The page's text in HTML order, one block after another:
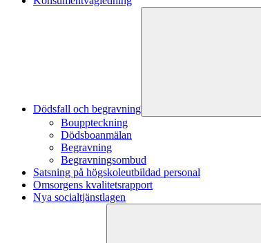
Dödsfall och begravning
Bouppteckning
Dödsboanmälan
Begravning
Begravningsombud
Satsning på högskoleutbildad personal
Omsorgens kvalitetsrapport
Nya socialtjänstlagen